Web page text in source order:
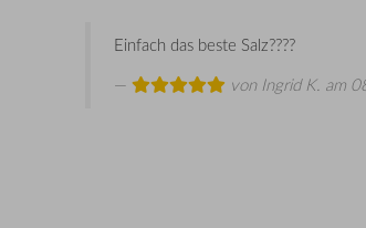
Einfach das beste Salz????
von Ingrid K. am